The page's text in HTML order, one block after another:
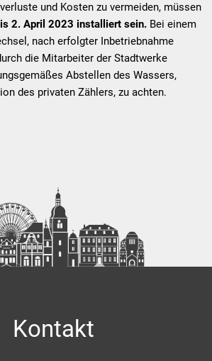
und Kosten zu vermeiden, müssen
2. April 2023 installiert sein. Bei einem
nach erfolgter Inbetriebnahme
die Mitarbeiter der Stadtwerke
Abstellen des Wassers,
des privaten Zählers, zu achten.
Kontakt